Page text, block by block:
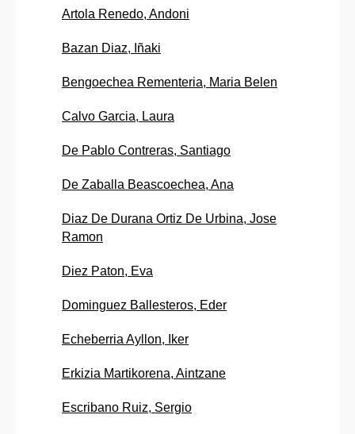
Artola Renedo, Andoni
Bazan Diaz, Iñaki
Bengoechea Rementeria, Maria Belen
Calvo Garcia, Laura
De Pablo Contreras, Santiago
De Zaballa Beascoechea, Ana
Diaz De Durana Ortiz De Urbina, Jose
Ramon
Diez Paton, Eva
Dominguez Ballesteros, Eder
Echeberria Ayllon, Iker
Erkizia Martikorena, Aintzane
Escribano Ruiz, Sergio